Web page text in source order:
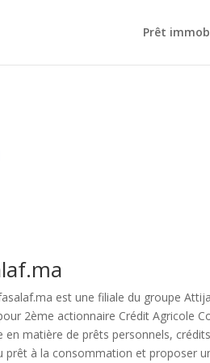
Prêt
est une filiale du groupe
2ème actionnaire Crédit Agricole
en matière de prêts personnels,
prêt à la consommation et proposer